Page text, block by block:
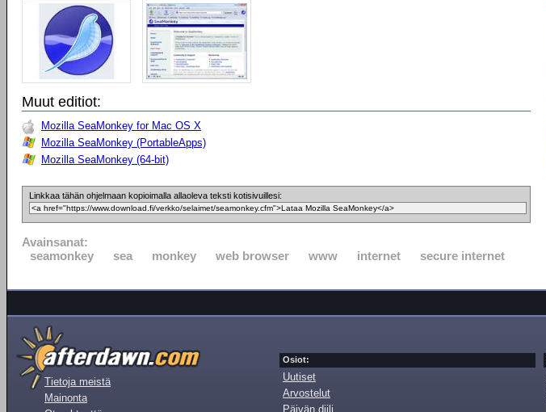
Muut editiot:
Mozilla SeaMonkey for Mac OS X
Mozilla SeaMonkey (PortableApps)
Mozilla SeaMonkey (64-bit)
Linkkaa tähän ohjelmaan kopioimalla allaoleva teksti kotisivuillesi:
Avainsanat:
seamonkey
sea monkey web browser www internet secure internet
Tietoja meistä
Mainonta
Osiot:
Uutiset
Arvostelut
Päivän diili